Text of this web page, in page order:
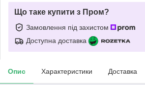
Що таке купити з Пром?
Замовлення під захистом
Доступна доставка
Опис Характеристики Доставка